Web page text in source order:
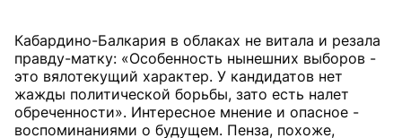
Кабардино-Балкария в облаках не витала и резала
правду-матку: «Особенность нынешних выборов -
это вялотекущий характер. У кандидатов нет
жажды политической борьбы, зато есть налет
обреченности». Интересное мнение и опасное -
воспоминаниями о будущем. Пенза, похоже,